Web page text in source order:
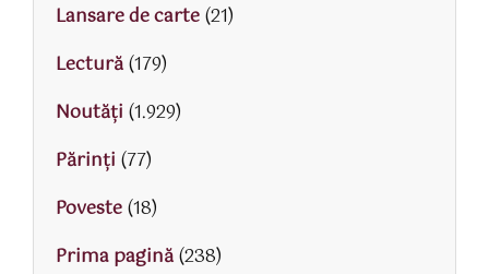
Lansare de carte(21)
Lectură(179)
Noutăți (1.929)
Părinţi (77)
Poveste(18)
Prima pagină(238)